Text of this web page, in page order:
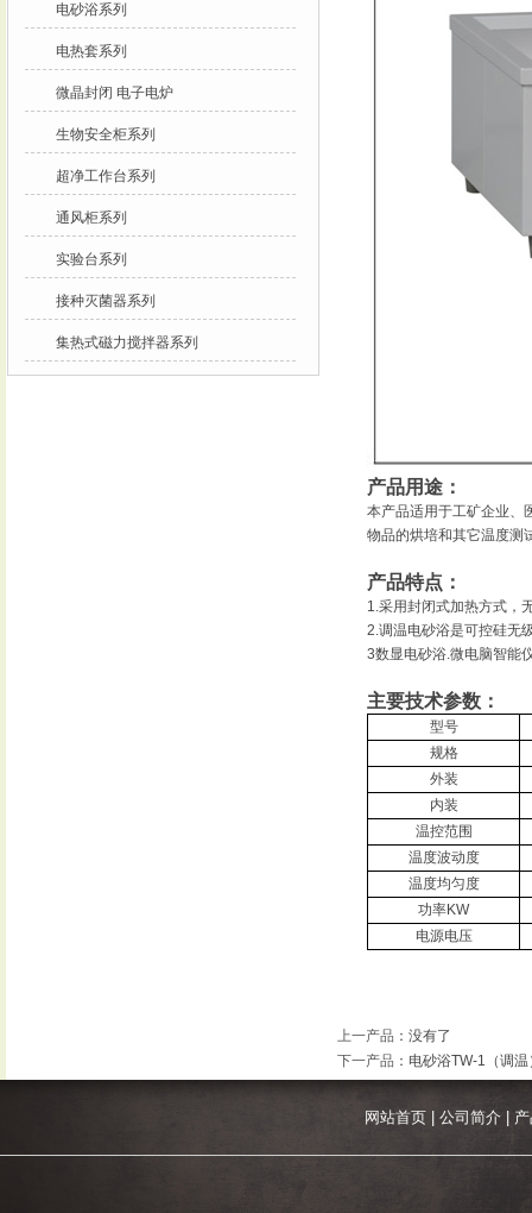
产品用途：
本产品适用于工矿企业、
物品的烘培和其它温度测
产品特点：
1.采用封闭式加热方式，
2.调温电砂浴是可控硅无
3数显电砂浴.微电脑智能
主要技术参数：
型号
规格
外装
内装
温控范围
温度波动度
温度均匀度
功率KW
电源电压
上一产品 ：没有了
下一产品 ： 电砂浴TW-1（调温
电砂浴系列
电热套系列
微晶封闭 电子电炉
生物安全柜系列
超净工作台系列
通风柜系列
实验台系列
接种灭菌器系列
集热式磁力搅拌器系列
网站首页| 公司简介|